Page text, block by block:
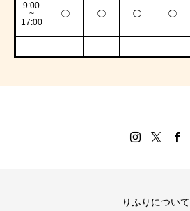
9:00
~
17:00
◯ ◯ ◯ ◯
りふりについて